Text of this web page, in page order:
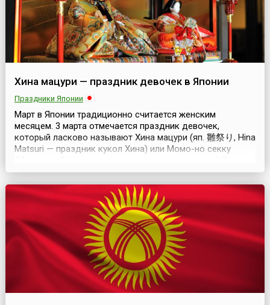
Хина мацури — праздник девочек в Японии
Праздники Японии
Март в Японии традиционно считается женским
месяцем. 3 марта отмечается праздник девочек,
который ласково называют Хина мацури (яп. 雛祭り, Hina
Matsuri — праздник кукол Хина) или Момо-но секку
древности он отмечался в 3 день 3 месяца просто как
сезонное событие. В это время крестьяне были
сравнительно свободны от сельскохозяйственных
работ и могли ...